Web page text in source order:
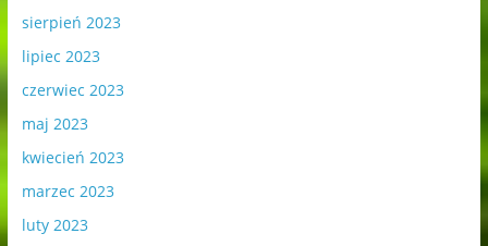
sierpień 2023
lipiec 2023
czerwiec 2023
maj 2023
kwiecień 2023
marzec 2023
luty 2023